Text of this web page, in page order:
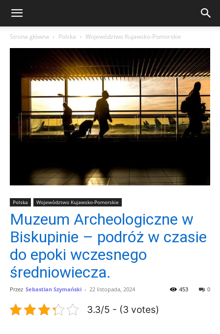
Strona główna Polska Województwo Kujawsko-Pomorskie
Polska Województwo Kujawsko-Pomorskie
Muzeum Archeologiczne w
Biskupinie – podróż w czasie
do epoki wczesnego
średniowiecza.
Przez Sebastian Szymański - 22 listopada, 2024 0
453
3.3/5 - (3 votes)